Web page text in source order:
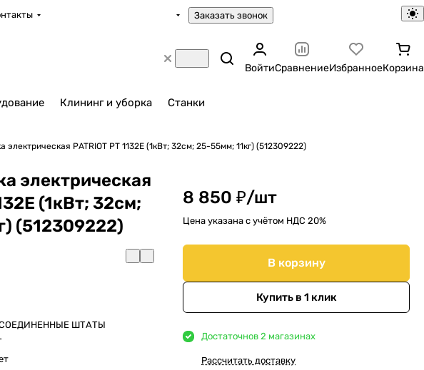
Заказать звонок
ВойтиСравнениеИзбранноеКорзина
Клининг и уборка Станки
электрическая PATRIOT PT 1132E (1кВт; 32cм; 25-55мм; 11кг) (512309222)
электрическая
(1кВт; 32cм;
(512309222)
ШТАТЫ
8 850 ₽/шт
Цена указана с учётом НДС 20%
В корзину
Купить в 1 клик
Достаточнов 2 магазинах
Рассчитать доставку